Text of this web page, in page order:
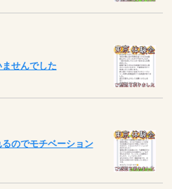
せんでした
のでモチベーション